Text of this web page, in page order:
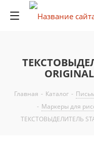
Главная - Каталог -
- Маркеры для
ТЕКСТОВЫДЕЛИТЕЛЬ